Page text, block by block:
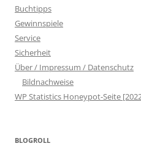
Buchtipps
Gewinnspiele
Service
Sicherheit
Über / Impressum / Datenschutz
Bildnachweise
WP Statistics Honeypot-Seite
BLOGROLL